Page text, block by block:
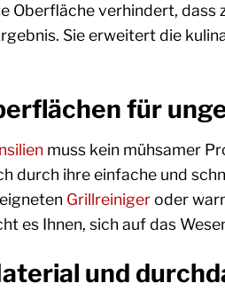
Oberfläche verhindert,
Sie erweitert die
für
muss kein mühsamer
durch ihre einfache und
Grillreinigeroder
es Ihnen, sich auf das
und